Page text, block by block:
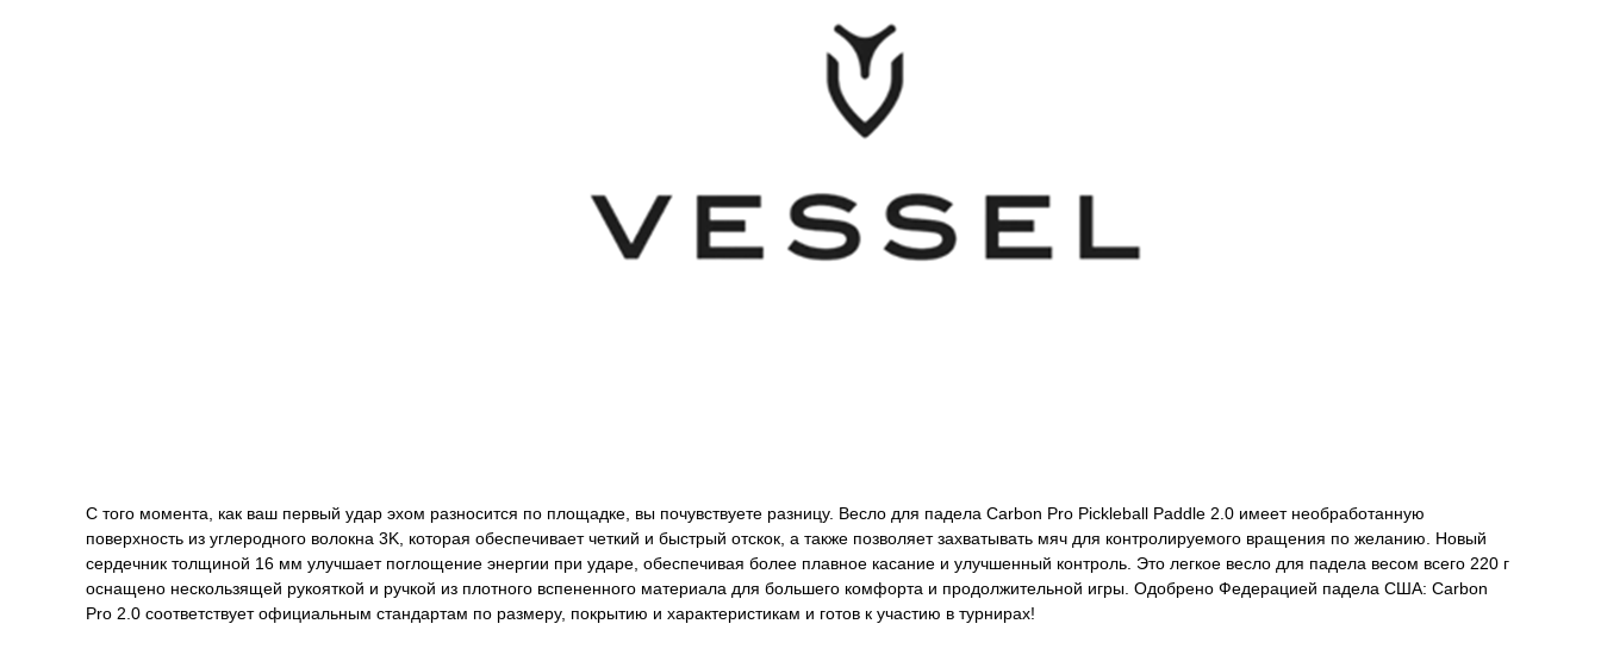
С того момента, как ваш первый удар эхом разносится по площадке, вы почувствуете разницу. Весло для падела Carbon Pro Pickleball Paddle 2.0 имеет необработанную
поверхность из углеродного волокна 3K, которая обеспечивает четкий и быстрый отскок, а также позволяет захватывать мяч для контролируемого вращения по желанию. Новый
сердечник толщиной 16 мм улучшает поглощение энергии при ударе, обеспечивая более плавное касание и улучшенный контроль. Это легкое весло для падела весом всего 220 г
оснащено нескользящей рукояткой и ручкой из плотного вспененного материала для большего комфорта и продолжительной игры. Одобрено Федерацией падела США: Carbon
Pro 2.0 соответствует официальным стандартам по размеру, покрытию и характеристикам и готов к участию в турнирах!